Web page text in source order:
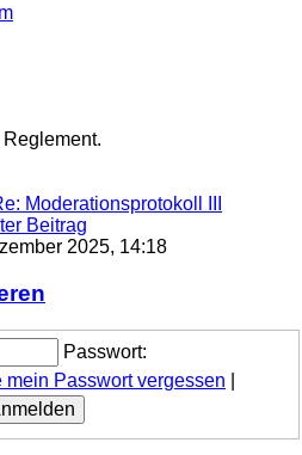
Moderationsprotokoll III
Beitrag
2025, 14:18
Passwort:
mein Passwort vergessen